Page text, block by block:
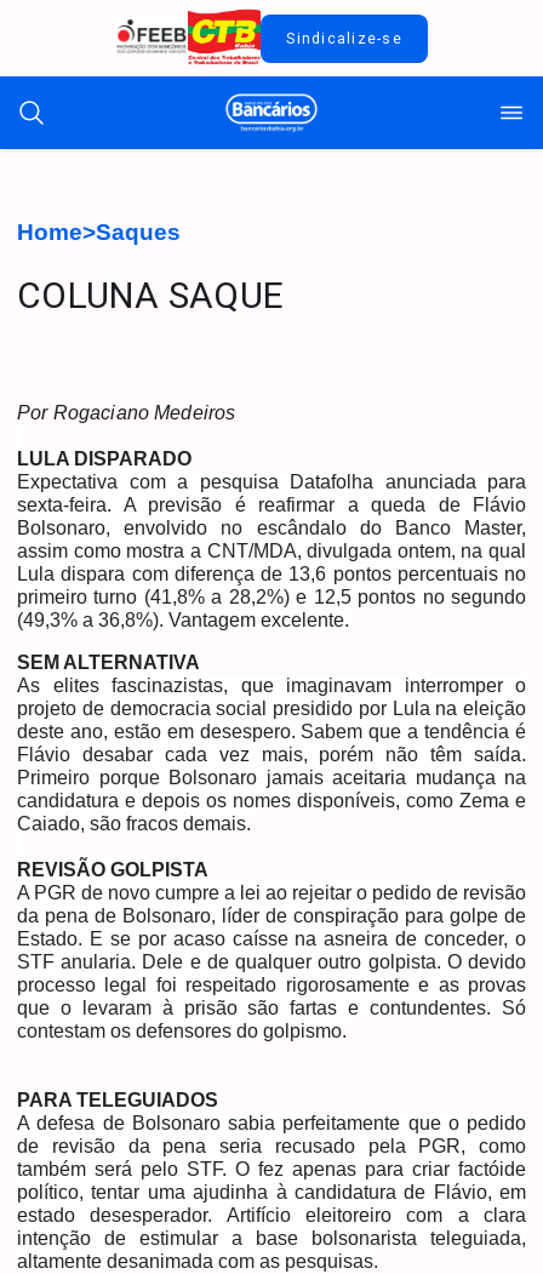
Sindicalize-se
Home>Saques
COLUNA SAQUE
Por Rogaciano Medeiros
LULA DISPARADO
Expectativa com a pesquisa Datafolha anunciada para
sexta-feira. A previsão é reafirmar a queda de Flávio
Bolsonaro, envolvido no escândalo do Banco Master,
assim como mostra a CNT/MDA, divulgada ontem, na qual
Lula dispara com diferença de 13,6 pontos percentuais no
primeiro turno (41,8% a 28,2%) e 12,5 pontos no segundo
(49,3% a 36,8%). Vantagem excelente.
SEM ALTERNATIVA
As elites fascinazistas, que imaginavam interromper o
projeto de democracia social presidido por Lula na eleição
deste ano, estão em desespero. Sabem que a tendência é
Flávio desabar cada vez mais, porém não têm saída.
Primeiro porque Bolsonaro jamais aceitaria mudança na
candidatura e depois os nomes disponíveis, como Zema e
Caiado, são fracos demais.
REVISÃO GOLPISTA
A PGR de novo cumpre a lei ao rejeitar o pedido de revisão
da pena de Bolsonaro, líder de conspiração para golpe de
Estado. E se por acaso caísse na asneira de conceder, o
STF anularia. Dele e de qualquer outro golpista. O devido
processo legal foi respeitado rigorosamente e as provas
que o levaram à prisão são fartas e contundentes. Só
contestam os defensores do golpismo.
PARA TELEGUIADOS
A defesa de Bolsonaro sabia perfeitamente que o pedido
de revisão da pena seria recusado pela PGR, como
também será pelo STF. O fez apenas para criar factóide
político, tentar uma ajudinha à candidatura de Flávio, em
estado desesperador. Artifício eleitoreiro com a clara
intenção de estimular a base bolsonarista teleguiada,
altamente desanimada com as pesquisas.